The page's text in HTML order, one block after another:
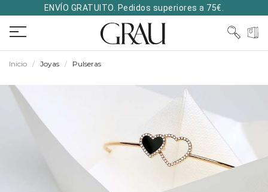
ENVÍO GRATUITO. Pedidos superiores a 75€.
Inicio Joyas Pulseras